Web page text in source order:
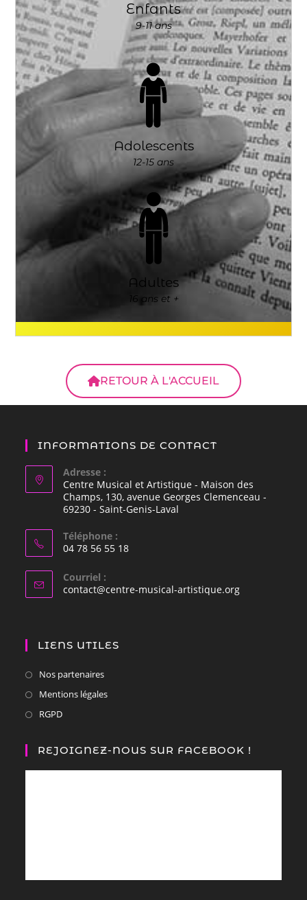
Enfants
9-11 ans
Adolescents
12-15 ans
Adultes
16 ans et +
RETOUR À L'ACCUEIL
INFORMATIONS DE CONTACT
Adresse :
Centre Musical et Artistique - Maison des
Champs, 130, avenue Georges Clemenceau -
69230 - Saint-Genis-Laval
Téléphone :
04 78 56 55 18
Courriel :
contact@centre-musical-artistique.org
LIENS UTILES
Nos partenaires
Mentions légales
RGPD
REJOIGNEZ-NOUS SUR FACEBOOK !